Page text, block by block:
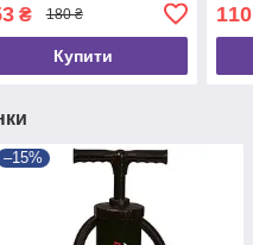
₴ 180 ₴
Купити
–15%